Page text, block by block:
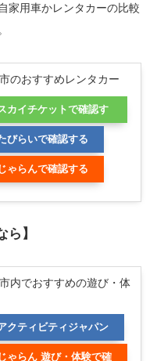
家用車かレンタカーの比較
のおすすめレンタカー
カイチケットで確認す
る
びらいで確認する
じゃらんで確認する
ら】
内でおすすめの遊び・体
クティビティジャパン
じゃらん 遊び・体験で確